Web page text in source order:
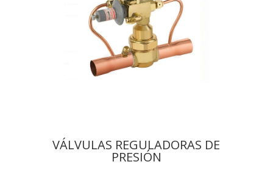
VÁLVULAS REGULADORAS DE
PRESIÓN